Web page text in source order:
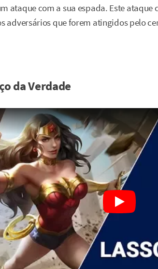
ataque com a sua espada. Este ataque
adversários que forem atingidos pelo
da Verdade